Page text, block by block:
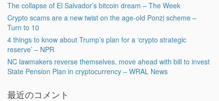
The collapse of El Salvador’s bitcoin dream – The Week
Crypto scams are a new twist on the age-old Ponzi scheme –
Turn to 10
4 things to know about Trump’s plan for a ‘crypto strategic
reserve’ – NPR
NC lawmakers reverse themselves, move ahead with bill to invest
State Pension Plan in cryptocurrency – WRAL News
最近のコメント